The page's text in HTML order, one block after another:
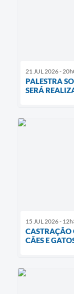
21 JUL 2026 -
PALESTRA
SERÁ
15 JUL 2026 -
CASTRAÇÃO
CÃES E